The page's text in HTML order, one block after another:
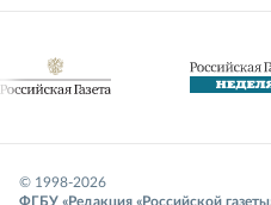
© 1998-2026
ФГБУ «Редакция «Российской